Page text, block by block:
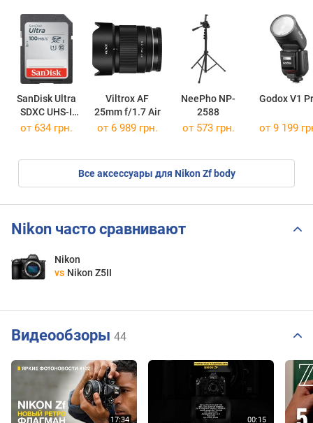
SanDisk Ultra
SDXC UHS-I
100MB/s Class
Viltrox AF
25mm f/1.7 Air
NeePho NP-
2588
Godox V1
от 634 грн. от 6 989 грн. от 573 грн. от 9 199
Все аксессуары для Nikon Zf body
Nikon часто сравнивают
Nikon
vs Nikon Z5II
Видеообзоры 44